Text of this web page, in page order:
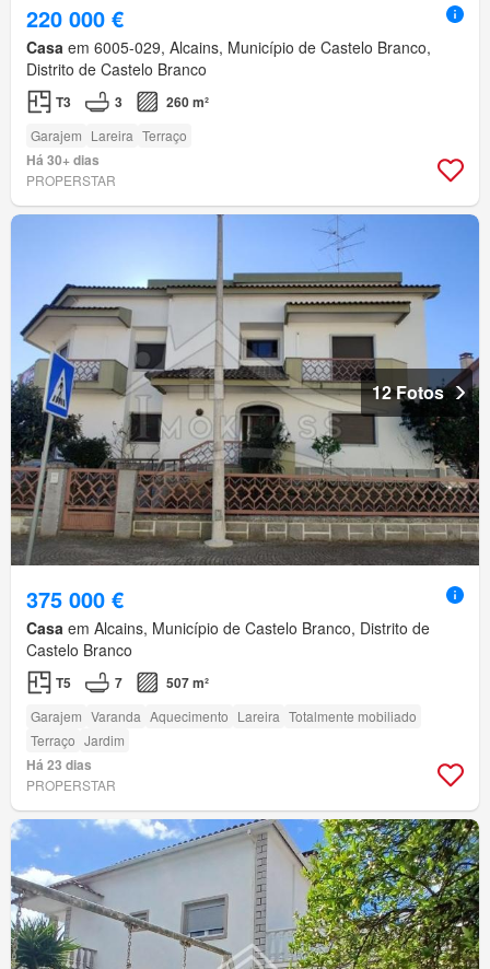
220 000 €
Casa em 6005-029, Alcains, Município de Castelo Branco,
Distrito de Castelo Branco
T3 3 260 m²
Garajem Lareira Terraço
Há 30+ dias
PROPERSTAR
12 Fotos
375 000 €
Casa em Alcains, Município de Castelo Branco, Distrito de
Castelo Branco
T5 7 507 m²
Garajem Varanda Aquecimento Lareira Totalmente mobiliado
Terraço Jardim
Há 23 dias
PROPERSTAR